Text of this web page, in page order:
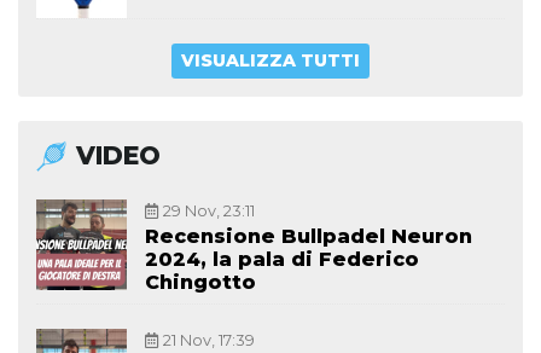
VISUALIZZA TUTTI
VIDEO
29 Nov, 23:11
Recensione Bullpadel Neuron
2024, la pala di Federico
Chingotto
21 Nov, 17:39